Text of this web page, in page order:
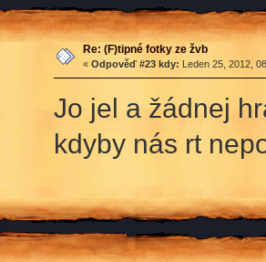
Re: (F)tipné fotky ze žvb
« Odpověď #23 kdy: Leden 25, 2012,
Jo jel a žádnej
kdyby nás rt